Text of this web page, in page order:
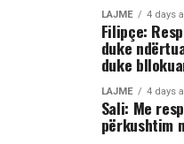
LAJME 4 days
Filipçe:
duke
duke
LAJME 4 days
Sali: Me
përkushtim